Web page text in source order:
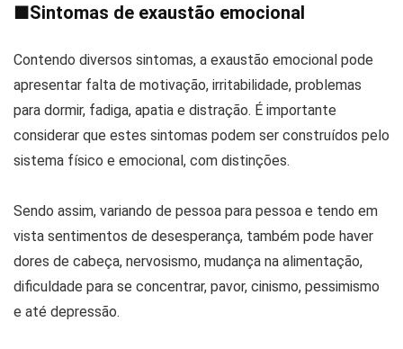
■Sintomas de exaustão emocional
Contendo diversos sintomas, a exaustão emocional pode
apresentar falta de motivação, irritabilidade, problemas
para dormir, fadiga, apatia e distração. É importante
considerar que estes sintomas podem ser construídos pelo
sistema físico e emocional, com distinções.
Sendo assim, variando de pessoa para pessoa e tendo em
vista sentimentos de desesperança, também pode haver
dores de cabeça, nervosismo, mudança na alimentação,
dificuldade para se concentrar, pavor, cinismo, pessimismo
e até depressão.